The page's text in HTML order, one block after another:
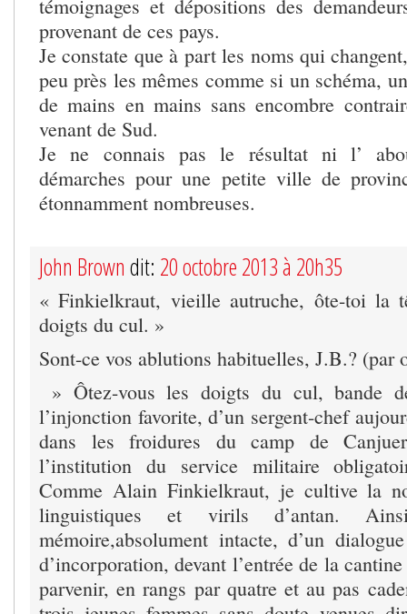
témoignages et dépositions des
provenant de ces pays.
Je constate que à part les noms qui
peu près les mêmes comme si un schéma,
de mains en mains sans encombre
venant de Sud.
Je ne connais pas le résultat ni l’
démarches pour une petite ville de
étonnamment nombreuses.
John Brown dit: 20 octobre 2013 à 20h35
« Finkielkraut, vieille autruche, ôte-toi la
doigts du cul. »
Sont-ce vos ablutions habituelles, J.B.? (par
» Ôtez-vous les doigts du cul, bande
l’injonction favorite, d’un sergent-chef
dans les froidures du camp de
l’institution du service militaire
Comme Alain Finkielkraut, je cultive la
linguistiques et virils d’antan.
mémoire,absolument intacte, d’un
d’incorporation, devant l’entrée de la
parvenir, en rangs par quatre et au pas